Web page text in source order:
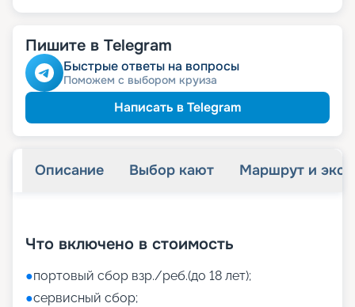
Пишите в Telegram
Быстрые ответы на вопросы
Поможем с выбором круиза
Написать в Telegram
Описание Выбор кают Маршрут и
Что включено в стоимость
●портовый сбор взр./реб.(до 18 лет);
●сервисный сбор;